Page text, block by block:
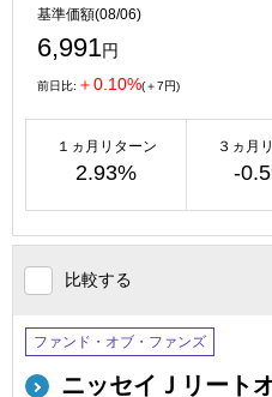
基準価額(08/06)
6,991円
前日比: ＋0.10%(＋7円)
１ヵ月リターン
2.93%
３ヵ月
-
比較する
ファンド・オブ・ファンズ
ニッセイＪリート